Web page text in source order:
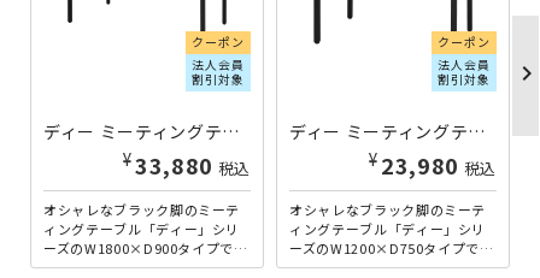
クーポン
法人会員
割引対象
ディー ミーティングテーブル W1800×D900×H700 ナチュラルF RY-RFD21890-NTBL | 100321
¥33,880 税込
オシャレなブラック脚のミーテ
ィングテーブル「ディー」シリ
ーズのW1800×D900タイプで
す。無駄な装飾がないので、流
クーポン
法人会員
割引対象
ディー ミーティングテーブル W1200×D750×H700 ナチュラルF RY-RFD21275-NTBL | 100317
¥ 23,980 税込
オシャレなブラック脚のミーテ
ィングテーブル「ディー」シリ
ーズのW1200×D750タイプで
す。無駄な装飾がないので、流
chevron_right